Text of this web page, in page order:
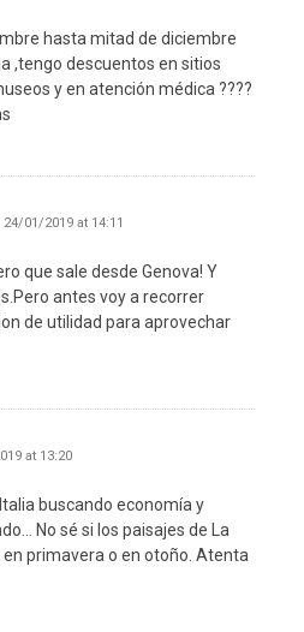
hasta mitad de diciembre
,tengo descuentos en sitios
y en atención médica ????
24/01/2019 at 14:11
que sale desde Genova! Y
antes voy a recorrer
de utilidad para aprovechar
at 13:20
buscando economía y
No sé si los paisajes de La
primavera o en otoño. Atenta